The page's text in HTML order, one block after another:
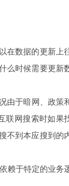
在数据的更新上
么时候需要更新
由于暗网、政策
联网搜索时如果
不到本应搜到的
赖于特定的业务